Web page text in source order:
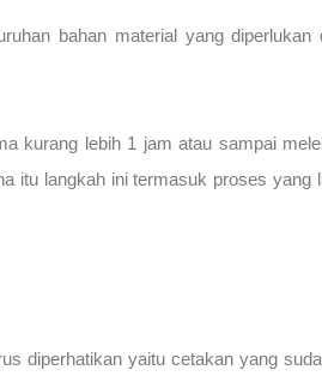
bahan material yang
kurang lebih 1 jam atau sampai
itu langkah ini termasuk proses
diperhatikan yaitu cetakan yang